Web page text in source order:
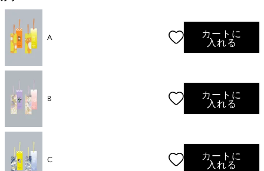
A
カートに
入れる
B
カートに
入れる
C
カートに
入れる